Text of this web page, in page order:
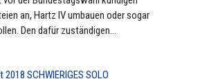
an, Hartz IV umbauen oder sogar
Den dafür zuständigen...